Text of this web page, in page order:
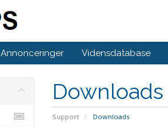
Annonceringer Vidensdatabase
Downloads
Support Downloads